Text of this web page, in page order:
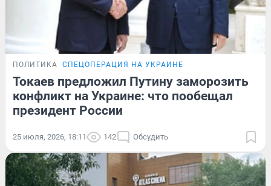
ПОЛИТИКА СПЕЦОПЕРАЦИЯ НА УКРАИНЕ
Токаев предложил Путину заморозить
конфликт на Украине: что пообещал
президент России
25 июля, 2026, 18:11 142 Обсудить